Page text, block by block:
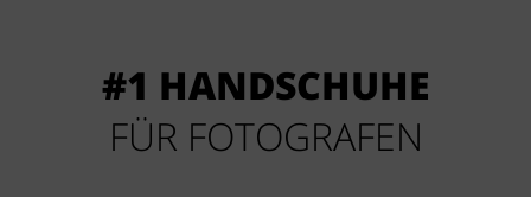
#1 HANDSCHUHE
FÜR FOTOGRAFEN